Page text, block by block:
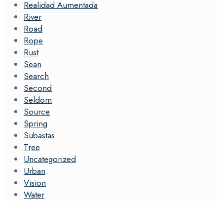
Realidad Aumentada
River
Road
Rope
Rust
Sean
Search
Second
Seldom
Source
Spring
Subastas
Tree
Uncategorized
Urban
Vision
Water